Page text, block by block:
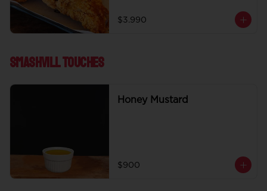
$3.990
Smashvill Touches
Honey Mustard
$900